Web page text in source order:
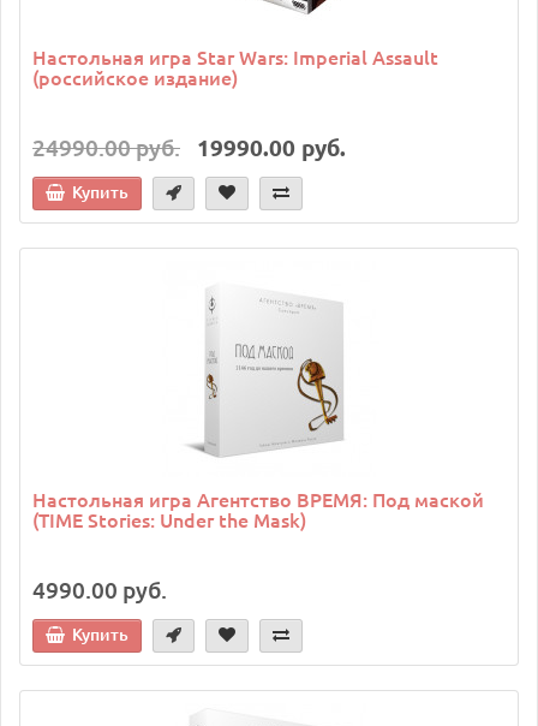
Настольная игра Star Wars: Imperial Assault
(российское издание)
24990.00 руб. 19990.00 руб.
Купить
Настольная игра Агентство ВРЕМЯ: Под маской
(TIME Stories: Under the Mask)
4990.00 руб.
Купить